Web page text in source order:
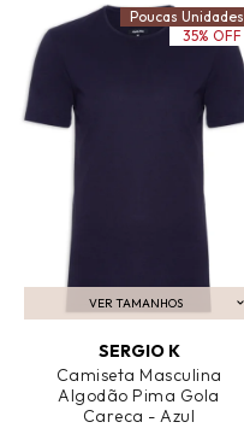
VER TAMANHOS
ADICIONAR AO CARRINHO
SERGIO K
Camiseta Masculina
Algodão Pima Gola
Careca - Azul
Poucas Unidades
35% OFF